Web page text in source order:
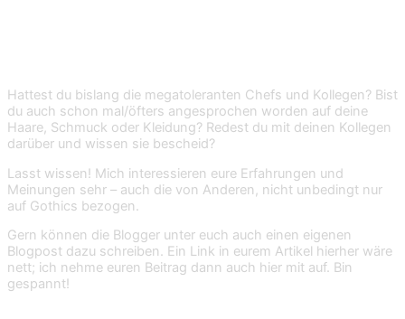
Hattest du bislang die megatoleranten Chefs und Kollegen? Bist
du auch schon mal/öfters angesprochen worden auf deine
Haare, Schmuck oder Kleidung? Redest du mit deinen Kollegen
darüber und wissen sie bescheid?
Lasst wissen! Mich interessieren eure Erfahrungen und
Meinungen sehr – auch die von Anderen, nicht unbedingt nur
auf Gothics bezogen.
Gern können die Blogger unter euch auch einen eigenen
Blogpost dazu schreiben. Ein Link in eurem Artikel hierher wäre
nett; ich nehme euren Beitrag dann auch hier mit auf. Bin
gespannt!